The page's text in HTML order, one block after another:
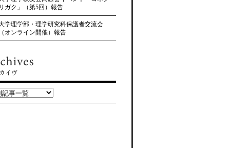
ガク」（第5回）報告
学理学部・理学研究科保護者交流会
オンライン開催）報告